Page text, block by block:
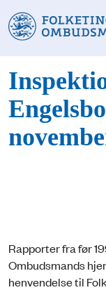
Rapporter fra før
Ombudsmands
henvendelse til